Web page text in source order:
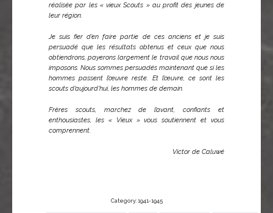
réalisée par les « vieux Scouts » au profit des jeunes de
leur région.
Je suis fier d’en faire partie de ces anciens et je suis
persuadé que les résultats obtenus et ceux que nous
obtiendrons, payerons largement le travail que nous nous
imposons. Nous sommes persuadés maintenant que si les
hommes passent l’œuvre reste. Et l’œuvre, ce sont les
scouts d’aujourd’hui, les hommes de demain.
Frères scouts, marchez de l’avant, confiants et
enthousiastes, les « Vieux » vous soutiennent et vous
comprennent.
Victor de Caluwé
Category: 1941-1945